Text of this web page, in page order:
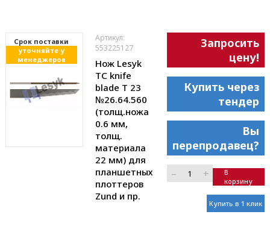
Cрок поставки
уточняйте у
менеджеров
Артикул:
553225127
Нож Lesyk
TC knife
blade T 23
№26.64.560
(толщ.ножа
0.6 мм,
толщ.
материала
22 мм) для
планшетных
плоттеров
Zund и пр.
Запросить
цену!
Купить через
тендер
Вы
перепродавец?
– +
В
корзину
Купить в 1 клик